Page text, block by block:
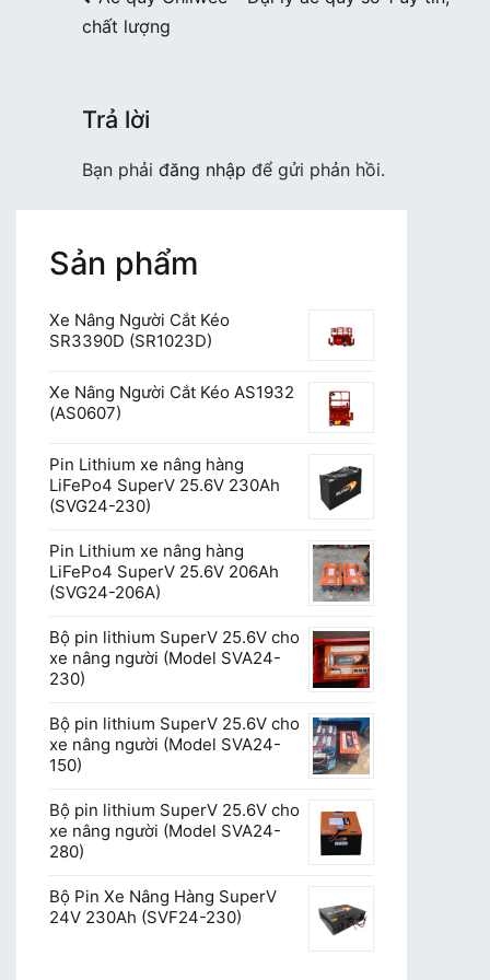
hướng
viết
chất lượng
Trả lời
Bạn phải đăng nhập để gửi phản hồi.
Sản phẩm
Xe Nâng Người Cắt Kéo
SR3390D (SR1023D)
Xe Nâng Người Cắt Kéo AS1932
(AS0607)
Pin Lithium xe nâng hàng
LiFePo4 SuperV 25.6V 230Ah
(SVG24-230)
Pin Lithium xe nâng hàng
LiFePo4 SuperV 25.6V 206Ah
(SVG24-206A)
Bộ pin lithium SuperV 25.6V cho
xe nâng người (Model SVA24-
230)
Bộ pin lithium SuperV 25.6V cho
xe nâng người (Model SVA24-
150)
Bộ pin lithium SuperV 25.6V cho
xe nâng người (Model SVA24-
280)
Bộ Pin Xe Nâng Hàng SuperV
24V 230Ah (SVF24-230)